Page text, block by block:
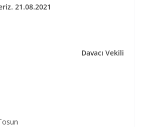
21.08.2021
Davacı Vekili